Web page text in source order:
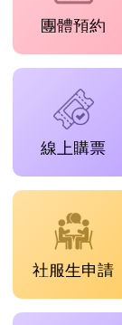
團體預約
線上購票
社服生申請